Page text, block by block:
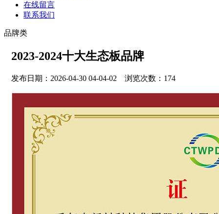
在线留言
联系我们
品牌类
2023-2024十大生态板品牌
发布日期：2026-04-30 04-04-02 浏览次数：174